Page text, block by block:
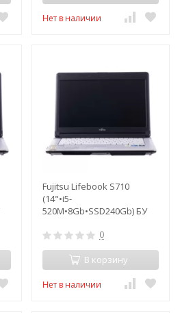
Нет в наличии
Fujitsu Lifebook S710
(14"•i5-
520M•8Gb•SSD240Gb) БУ
0
В корзину
Нет в наличии